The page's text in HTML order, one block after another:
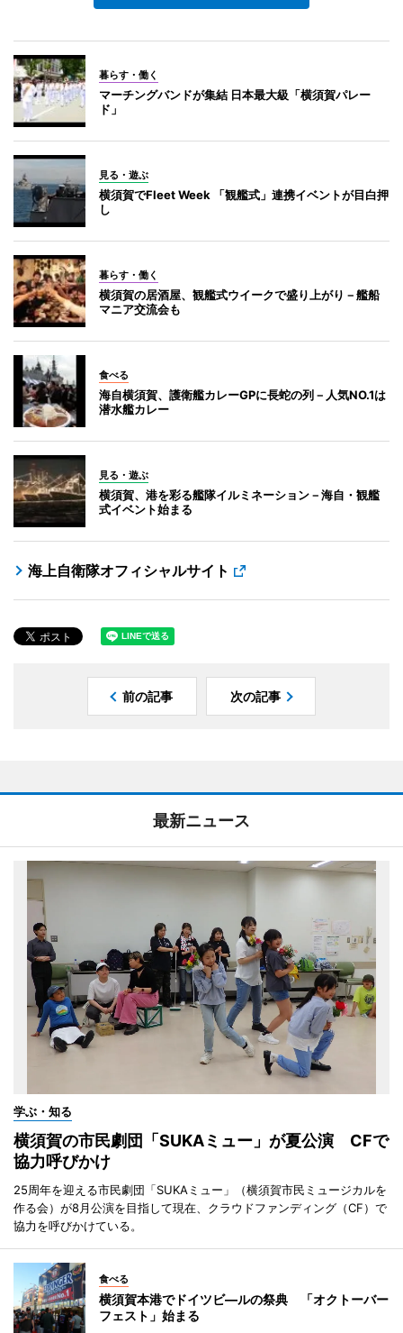
暮らす・働く
マーチングバンドが集結 日本最大級「横須賀パレー
ド」
見る・遊ぶ
横須賀でFleet Week 「観艦式」連携イベントが目白押
し
暮らす・働く
横須賀の居酒屋、観艦式ウイークで盛り上がり－艦船
マニア交流会も
食べる
海自横須賀、護衛艦カレーGPに長蛇の列－人気NO.1は
潜水艦カレー
見る・遊ぶ
横須賀、港を彩る艦隊イルミネーション－海自・観艦
式イベント始まる
海上自衛隊オフィシャルサイト
前の記事 次の記事
最新ニュース
学ぶ・知る
横須賀の市民劇団「SUKAミュー」が夏公演 CFで
協力呼びかけ
25周年を迎える市民劇団「SUKAミュー」（横須賀市民ミュージカルを
作る会）が8月公演を目指して現在、クラウドファンディング（CF）で
協力を呼びかけている。
食べる
横須賀本港でドイツビ―ルの祭典 「オクトーバー
フェスト」始まる